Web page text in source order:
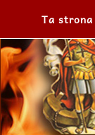
Ta